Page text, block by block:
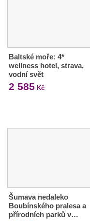
Baltské moře: 4*
wellness hotel, strava,
vodní svět
2 585 Kč
Šumava nedaleko
Boubínského pralesa a
přírodních parků v…